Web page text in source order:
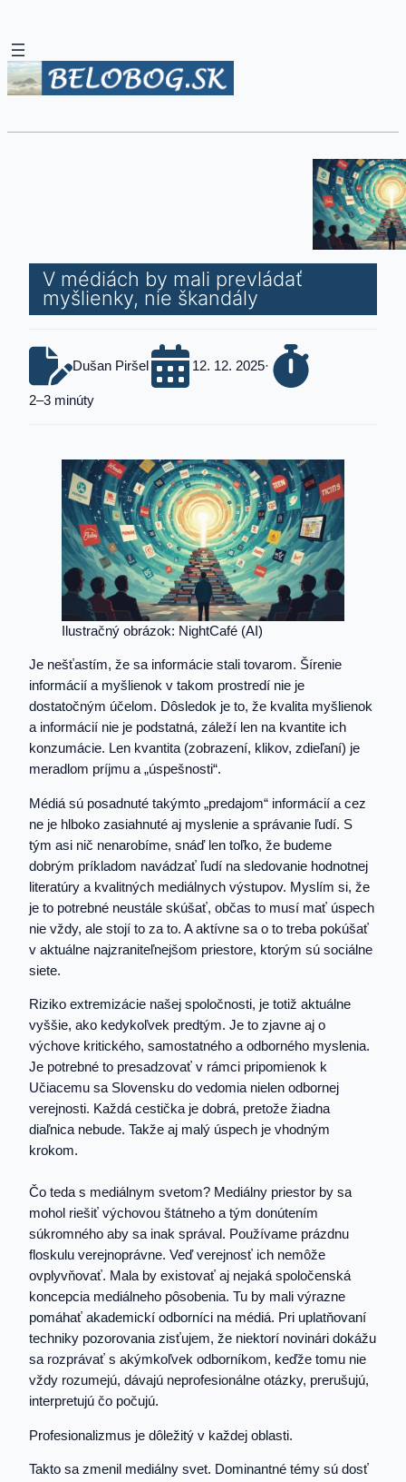
V médiách by mali prevládať
myšlienky, nie škandály
Dušan Piršel 12. 12. 2025·
2–3 minúty
Ilustračný obrázok: NightCafé (AI)
Je nešťastím, že sa informácie stali tovarom. Šírenie
informácií a myšlienok v takom prostredí nie je
dostatočným účelom. Dôsledok je to, že kvalita myšlienok
a informácií nie je podstatná, záleží len na kvantite ich
konzumácie. Len kvantita (zobrazení, klikov, zdieľaní) je
meradlom príjmu a „úspešnosti“.
Médiá sú posadnuté takýmto „predajom“ informácií a cez
ne je hlboko zasiahnuté aj myslenie a správanie ľudí. S
tým asi nič nenarobíme, snáď len toľko, že budeme
dobrým príkladom navádzať ľudí na sledovanie hodnotnej
literatúry a kvalitných mediálnych výstupov. Myslím si, že
je to potrebné neustále skúšať, občas to musí mať úspech
nie vždy, ale stojí to za to. A aktívne sa o to treba pokúšať
v aktuálne najzraniteľnejšom priestore, ktorým sú sociálne
siete.
Riziko extremizácie našej spoločnosti, je totiž aktuálne
vyššie, ako kedykoľvek predtým. Je to zjavne aj o
výchove kritického, samostatného a odborného myslenia.
Je potrebné to presadzovať v rámci pripomienok k
Učiacemu sa Slovensku do vedomia nielen odbornej
verejnosti. Každá cestička je dobrá, pretože žiadna
diaľnica nebude. Takže aj malý úspech je vhodným
krokom.
Čo teda s mediálnym svetom? Mediálny priestor by sa
mohol riešiť výchovou štátneho a tým donútením
súkromného aby sa inak správal. Používame prázdnu
floskulu verejnoprávne. Veď verejnosť ich nemôže
ovplyvňovať. Mala by existovať aj nejaká spoločenská
koncepcia mediálneho pôsobenia. Tu by mali výrazne
pomáhať akademickí odborníci na médiá. Pri uplatňovaní
techniky pozorovania zisťujem, že niektorí novinári dokážu
sa rozprávať s akýmkoľvek odborníkom, keďže tomu nie
vždy rozumejú, dávajú neprofesionálne otázky, prerušujú,
interpretujú čo počujú.
Profesionalizmus je dôležitý v každej oblasti.
Takto sa zmenil mediálny svet. Dominantné témy sú dosť